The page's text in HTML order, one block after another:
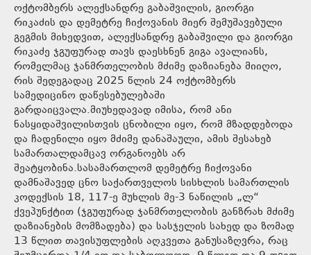
ოქტომბერს ალექსანდრე გაბაშვილის, გიორგი
რიკაძის და დემეტრე ჩიქოვანის მიერ შემუშავებული
გეგმის მიხედვით, ალექსანდრე გაბაშვილი და გიორგი
რიკაძე ჯგუფურად თავს დაესხნენ გიგა ავალიანს,
რომელმაც ჯანმრთელობის მძიმე დაზიანება მიიღო,
რის შედეგადაც 2025 წლის 24 ოქტომბერს
სამედიცინო დაწესებულებაში
გარდაიცვალა.მიუხედავად იმისა, რომ ანი
ნასყიდაშვილისთვის ცნობილი იყო, რომ მზადდებოდა
და ჩადენილი იყო მძიმე დანაშაული, ამის შესახებ
სამართალდამცავ ორგანოებს არ
შეატყობინა.სასამართლომ დემეტრე ჩიქოვანი
დამნაშავედ ცნო საქართველოს სისხლის სამართლის
კოდექსის 18, 117-ე მუხლის მე-3 ნაწილის „ლ“
ქვეპუნქტით (ჯგუფურად ჯანმრთელობის განზრახ მძიმე
დაზიანების მომზადება) და სასჯელის სახედ და ზომად
13 წლით თავისუფლების აღკვეთა განუსაზღვრა, რაც